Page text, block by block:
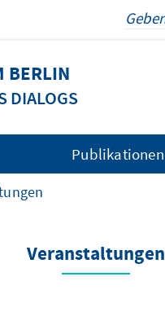
BERLIN
DIALOGS
Publikationen
Veranstaltungen